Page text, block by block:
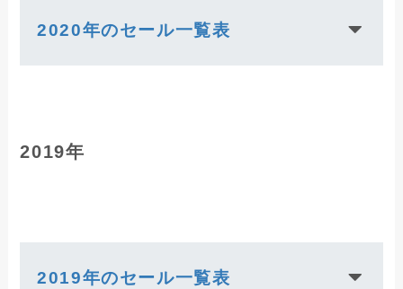
2020年のセール一覧表
2019年
2019年のセール一覧表